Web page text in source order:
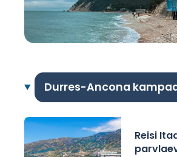
Durres-Ancona
Reisi